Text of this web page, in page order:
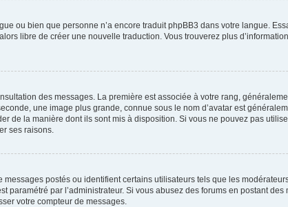
ou bien que personne n’a encore traduit phpBB3 dans votre langue.
libre de créer une nouvelle traduction. Vous trouverez plus
des messages. La première est associée à votre rang,
une image plus grande, connue sous le nom d’avatar est
de la manière dont ils sont mis à disposition. Si vous ne pouvez pas
ses raisons.
postés ou identifient certains utilisateurs tels que les
paramétré par l’administrateur. Si vous abusez des forums en postant des
votre compteur de messages.